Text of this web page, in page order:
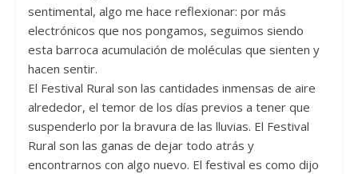
sentimental, algo me hace reflexionar: por más
electrónicos que nos pongamos, seguimos siendo
esta barroca acumulación de moléculas que sienten y
hacen sentir.
El Festival Rural son las cantidades inmensas de aire
alrededor, el temor de los días previos a tener que
suspenderlo por la bravura de las lluvias. El Festival
Rural son las ganas de dejar todo atrás y
encontrarnos con algo nuevo. El festival es como dijo